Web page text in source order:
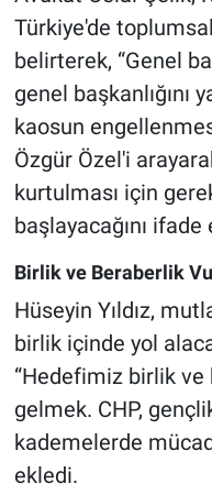
Türkiye'de toplumsal
belirterek, “Genel
genel başkanlığını
kaosun
Özgür Özel'i
kurtulması için
başlayacağını ifade
Birlik ve Beraberlik
Hüseyin Yıldız,
birlik içinde yol
“Hedefimiz birlik
gelmek. CHP,
kademelerde
ekledi.